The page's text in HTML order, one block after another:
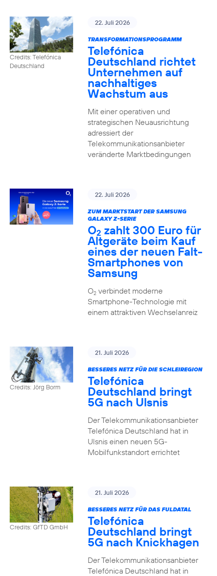
Credits: Telefónica
Deutschland
22. Juli 2026
TRANSFORMATIONSPROGRAMM
Telefónica
Deutschland richtet
Unternehmen auf
nachhaltiges
Wachstum aus
Mit einer operativen und
strategischen Neuausrichtung
adressiert der
Telekommunikationsanbieter
veränderte Marktbedingungen
22. Juli 2026
ZUM MARKTSTART DER SAMSUNG
GALAXY Z-SERIE
O2 zahlt 300 Euro für
Altgeräte beim Kauf
eines der neuen Falt-
Smartphones von
Samsung
O2verbindet moderne
Smartphone-Technologie mit
einem attraktiven Wechselanreiz
Credits: Jörg Borm
21. Juli 2026
BESSERES NETZ FÜR DIE SCHLEIREGION
Telefónica
Deutschland bringt
5G nach Ulsnis
Der Telekommunikationsanbieter
Telefónica Deutschland hat in
Ulsnis einen neuen 5G-
Mobilfunkstandort errichtet
Credits: GfTD GmbH
21. Juli 2026
BESSERES NETZ FÜR DAS FULDATAL
Telefónica
Deutschland bringt
5G nach Knickhagen
Der Telekommunikationsanbieter
Telefónica Deutschland hat in